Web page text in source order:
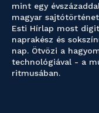
mint egy
magyar
Esti Hírlap most
naprakész és
nap. Ötvözi a
technológiával - a
ritmusában.